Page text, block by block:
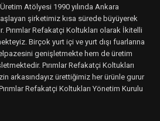
Atölyesi 1990 yılında Ankara
şirketimiz kısa sürede büyüyerek
Pırımlar Refakatçi Koltukları olarak İkitelli
Birçok yurt içi ve yurt dışı fuarlarına
genişletmekte hem de üretim
Pırımlar Refakatçi Koltukları
arkasındayız ürettiğimiz her ürünle gurur
Refakatçi Koltukları Yönetim Kurulu